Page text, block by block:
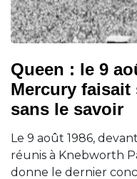
Queen : le 9
Mercury faisait
sans le savoir
Le 9 août 1986,
réunis à Knebworth
donne le dernier